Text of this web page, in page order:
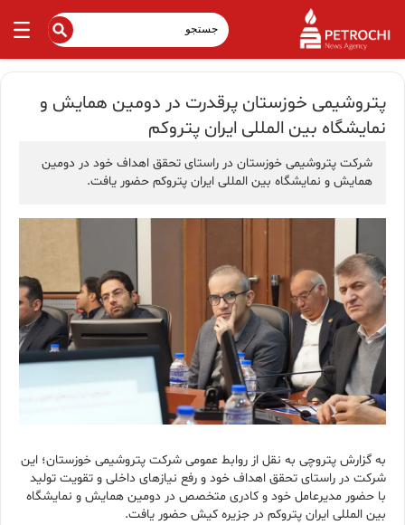
پتروشیمی خوزستان پرقدرت در دومین همایش و
نمایشگاه بین المللی ایران پتروکم
شرکت پتروشیمی خوزستان در راستای تحقق اهداف خود در دومین
همایش و نمایشگاه بین المللی ایران پتروکم حضور یافت.
به گزارش پتروچی به نقل از روابط عمومی شرکت پتروشیمی خوزستان؛ این
شرکت در راستای تحقق اهداف خود و رفع نیازهای داخلی و تقویت تولید
با حضور مدیرعامل خود و کادری متخصص در دومین همایش و نمایشگاه
بین المللی ایران پتروکم در جزیره ‌کیش حضور یافت.